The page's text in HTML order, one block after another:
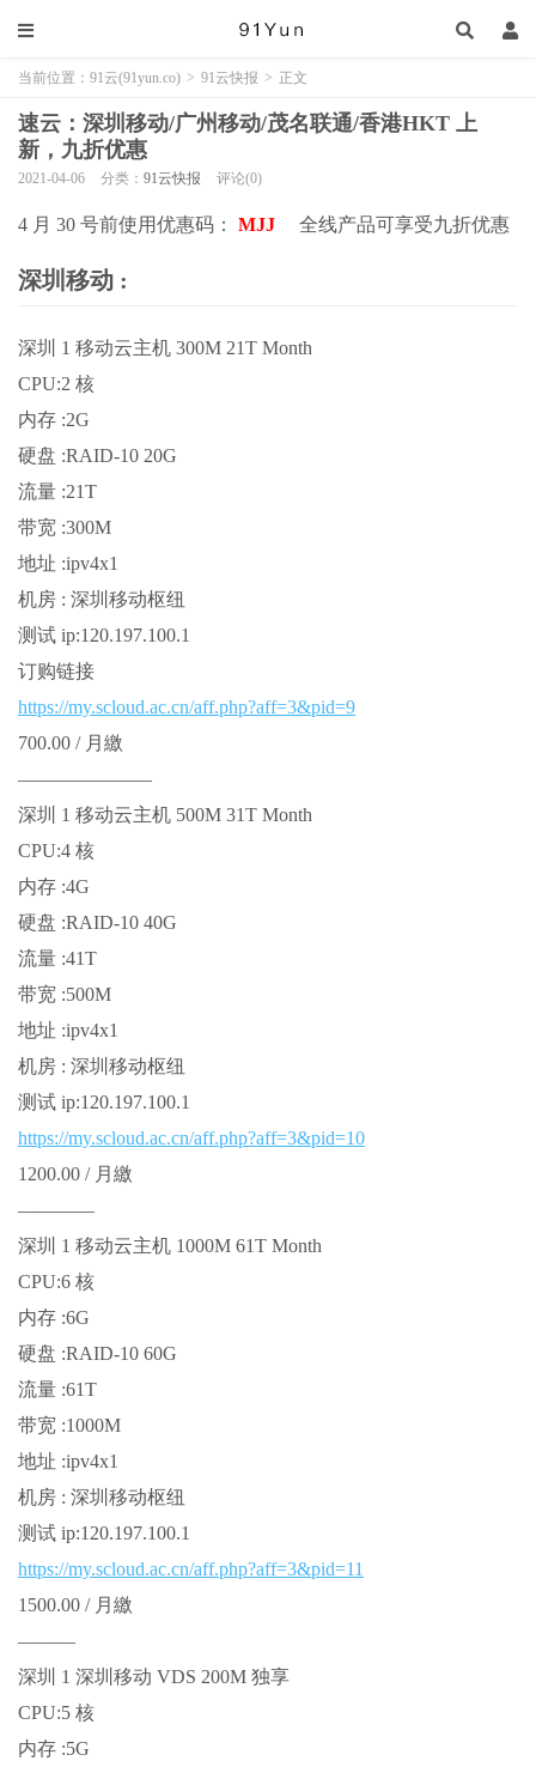
当前位置： 91云(91yun.co) > 91云快报 > 正文
速云：深圳移动/广州移动/茂名联通/香港HKT 上
新，九折优惠
2021-04-06 分类： 91云快报 评论(0)
4 月 30 号前使用优惠码： MJJ 全线产品可享受九折优惠
深圳移动 :
深圳 1 移动云主机 300M 21T Month
CPU:2 核
内存 :2G
硬盘 :RAID-10 20G
流量 :21T
带宽 :300M
地址 :ipv4x1
机房 : 深圳移动枢纽
测试 ip:120.197.100.1
订购链接
https://my.scloud.ac.cn/aff.php?aff=3&pid=9
700.00 / 月繳
———————
深圳 1 移动云主机 500M 31T Month
CPU:4 核
内存 :4G
硬盘 :RAID-10 40G
流量 :41T
带宽 :500M
地址 :ipv4x1
机房 : 深圳移动枢纽
测试 ip:120.197.100.1
https://my.scloud.ac.cn/aff.php?aff=3&pid=10
1200.00 / 月繳
————
深圳 1 移动云主机 1000M 61T Month
CPU:6 核
内存 :6G
硬盘 :RAID-10 60G
流量 :61T
带宽 :1000M
地址 :ipv4x1
机房 : 深圳移动枢纽
测试 ip:120.197.100.1
https://my.scloud.ac.cn/aff.php?aff=3&pid=11
1500.00 / 月繳
———
深圳 1 深圳移动 VDS 200M 独享
CPU:5 核
内存 :5G